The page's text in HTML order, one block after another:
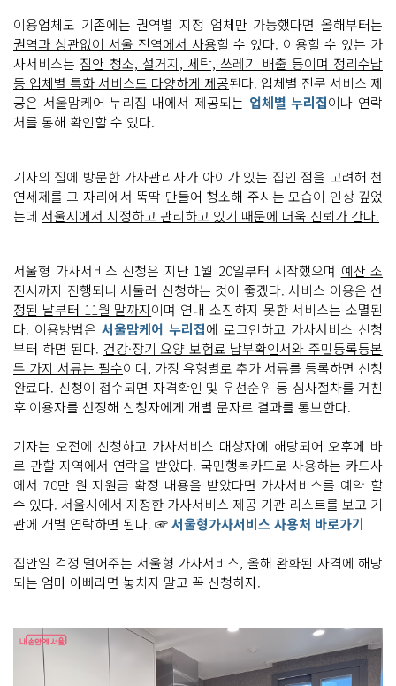
2
5
년
부
터 중
위
소
득 1
8
1
1,
0
0
0
원 확
대
대
상
자
분
들 신
청
하
세
요
~!
어
서
울
맘
케
어 홈
페
이
지
이 낳
아 키
우
이용업체도 기존에는 권역별 지정 업체만 가능했다면 올해부터는
권역과 상관없이 서울 전역에서 사용할 수 있다. 이용할 수 있는 가
사서비스는 집안 청소, 설거지, 세탁, 쓰레기 배출 등이며 정리수납
등 업체별 특화 서비스도 다양하게 제공된다. 업체별 전문 서비스 제
공은 서울맘케어 누리집 내에서 제공되는 업체별 누리집이나 연락
처를 통해 확인할 수 있다.
기자의 집에 방문한 가사관리사가 아이가 있는 집인 점을 고려해 천
연세제를 그 자리에서 뚝딱 만들어 청소해 주시는 모습이 인상 깊었
는데 서울시에서 지정하고 관리하고 있기 때문에 더욱 신뢰가 간다.
서울형 가사서비스 신청은 지난 1월 20일부터 시작했으며 예산 소
진시까지 진행되니 서둘러 신청하는 것이 좋겠다. 서비스 이용은 선
정된 날부터 11월 말까지이며 연내 소진하지 못한 서비스는 소멸된
다. 이용방법은 서울맘케어 누리집에 로그인하고 가사서비스 신청
부터 하면 된다. 건강·장기 요양 보험료 납부확인서와 주민등록등본
두 가지 서류는 필수이며, 가정 유형별로 추가 서류를 등록하면 신청
완료다. 신청이 접수되면 자격확인 및 우선순위 등 심사절차를 거친
후 이용자를 선정해 신청자에게 개별 문자로 결과를 통보한다.
기자는 오전에 신청하고 가사서비스 대상자에 해당되어 오후에 바
로 관할 지역에서 연락을 받았다. 국민행복카드로 사용하는 카드사
에서 70만 원 지원금 확정 내용을 받았다면 가사서비스를 예약 할
수 있다. 서울시에서 지정한 가사서비스 제공 기관 리스트를 보고 기
관에 개별 연락하면 된다. ☞서울형가사서비스 사용처 바로가기
집안일 걱정 덜어주는 서울형 가사서비스, 올해 완화된 자격에 해당
되는 엄마 아빠라면 놓치지 말고 꼭 신청하자.